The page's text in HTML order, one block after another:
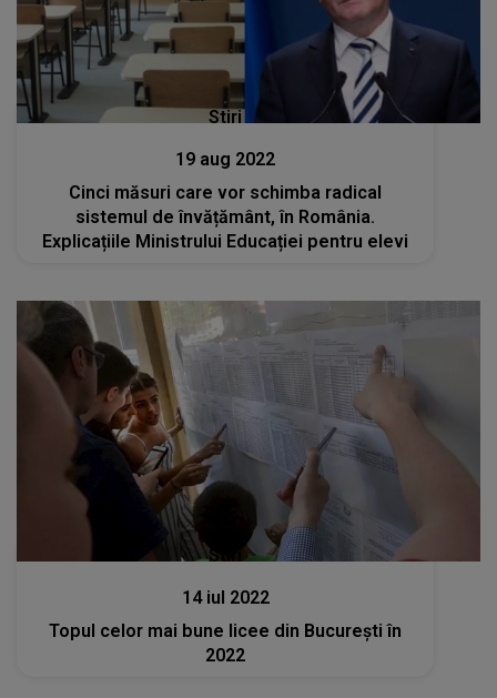
Stiri
19 aug 2022
Cinci măsuri care vor schimba radical
sistemul de învățământ, în România.
Explicațiile Ministrului Educației pentru elevi
Stiri
14 iul 2022
Topul celor mai bune licee din Bucureşti în
2022